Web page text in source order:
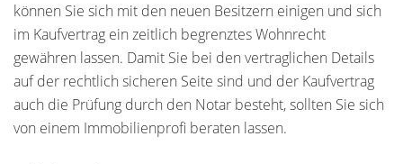
können Sie sich mit den neuen Besitzern einigen und sich
im Kaufvertrag ein zeitlich begrenztes Wohnrecht
gewähren lassen. Damit Sie bei den vertraglichen Details
auf der rechtlich sicheren Seite sind und der Kaufvertrag
auch die Prüfung durch den Notar besteht, sollten Sie sich
von einem Immobilienprofi beraten lassen.